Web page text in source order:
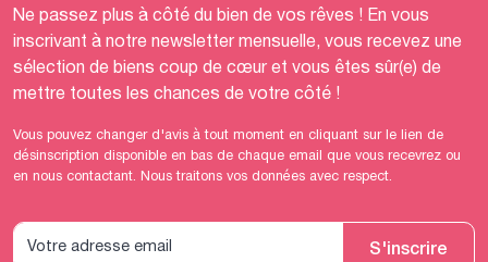
Ne passez plus à côté du bien de vos rêves ! En vous
inscrivant à notre newsletter mensuelle, vous recevez une
sélection de biens coup de cœur et vous êtes sûr(e) de
mettre toutes les chances de votre côté !
Vous pouvez changer d'avis à tout moment en cliquant sur le lien de
désinscription disponible en bas de chaque email que vous recevrez ou
en nous contactant. Nous traitons vos données avec respect.
S'inscrire